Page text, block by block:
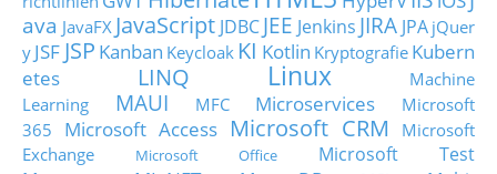
ava JavaFX JavaScript JDBC JEE Jenkins JIRA JPA jQuer
y JSF JSP Kanban Keycloak KI Kotlin Kryptografie Kubern
etes
LINQ Linux
Machine
Learning
MAUI MFC Microservices
Microsoft
365
Microsoft Access Microsoft CRM
Microsoft
Exchange
Microsoft Office
Microsoft Test